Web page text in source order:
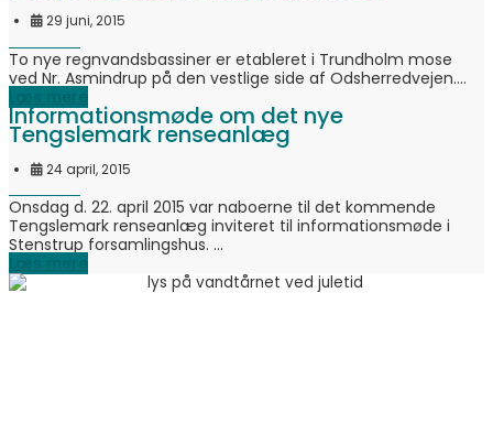
29 juni, 2015
To nye regnvandsbassiner er etableret i Trundholm mose
ved Nr. Asmindrup på den vestlige side af Odsherredvejen....
Informationsmøde om det nye
Tengslemark renseanlæg
24 april, 2015
Onsdag d. 22. april 2015 var naboerne til det kommende
Tengslemark renseanlæg inviteret til informationsmøde i
Stenstrup forsamlingshus. ...